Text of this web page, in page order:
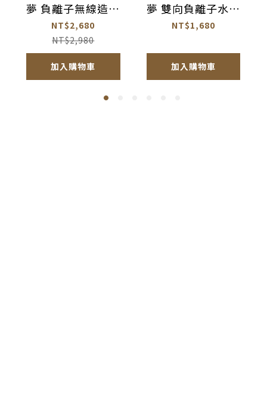
夢 負離子無線造型
梳【AC003】
NT$2,680
NT$2,980
加入購物車
夢 雙向負離子水光
離子夾【AC005】
NT$1,680
加入購物車